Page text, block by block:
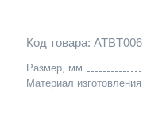
Код товара: ATBT006
Размер, мм
Материал изготовления